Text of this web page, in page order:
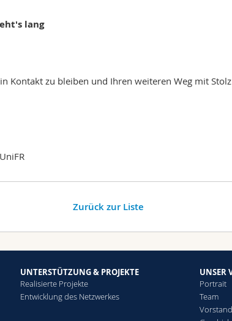
lang
Kontakt zu bleiben und Ihren weiteren Weg mit
Zurück zur Liste
UNTERSTÜTZUNG & PROJEKTE
Realisierte Projekte
Entwicklung des Netzwerkes
UNSER
Portrait
Team
Vorstand